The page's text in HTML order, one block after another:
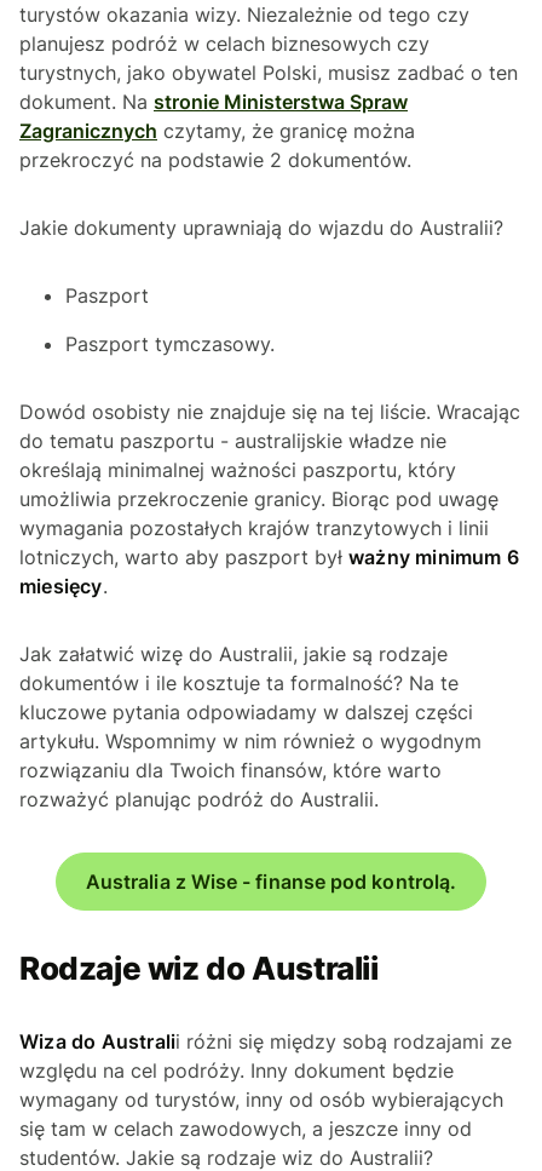
turystów okazania wizy. Niezależnie od tego czy
planujesz podróż w celach biznesowych czy
turystnych, jako obywatel Polski, musisz zadbać o ten
dokument. Na stronie Ministerstwa Spraw
Zagranicznych czytamy, że granicę można
przekroczyć na podstawie 2 dokumentów.
Jakie dokumenty uprawniają do wjazdu do Australii?
Paszport
Paszport tymczasowy.
Dowód osobisty nie znajduje się na tej liście. Wracając
do tematu paszportu - australijskie władze nie
określają minimalnej ważności paszportu, który
umożliwia przekroczenie granicy. Biorąc pod uwagę
wymagania pozostałych krajów tranzytowych i linii
lotniczych, warto aby paszport był ważny minimum 6
miesięcy.
Jak załatwić wizę do Australii, jakie są rodzaje
dokumentów i ile kosztuje ta formalność? Na te
kluczowe pytania odpowiadamy w dalszej części
artykułu. Wspomnimy w nim również o wygodnym
rozwiązaniu dla Twoich finansów, które warto
rozważyć planując podróż do Australii.
Australia z Wise - finanse pod kontrolą.
Rodzaje wiz do Australii
Wiza do Australii różni się między sobą rodzajami ze
względu na cel podróży. Inny dokument będzie
wymagany od turystów, inny od osób wybierających
się tam w celach zawodowych, a jeszcze inny od
studentów. Jakie są rodzaje wiz do Australii?